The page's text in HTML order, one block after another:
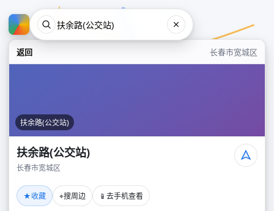
返回 长春市宽城区
扶余路(公交站)
扶余路(公交站)
长春市宽城区
★收藏 ⌖搜周边 📱 去手机查看